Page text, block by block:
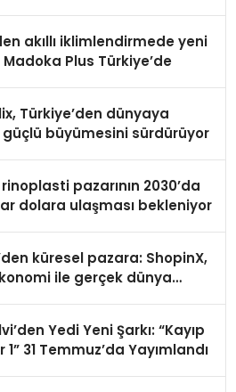
akıllı iklimlendirmede yeni
Plus Türkiye’de
Türkiye’den dünyaya
büyümesini sürdürüyor
pazarının 2030’da
dolara ulaşması bekleniyor
küresel pazara: ShopinX,
ile gerçek dünya
Yedi Yeni Şarkı: “Kayıp
31 Temmuz’da Yayımlandı